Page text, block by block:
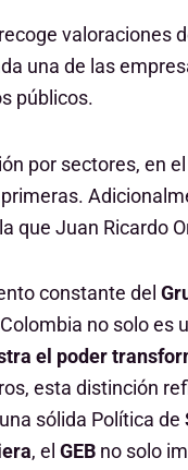
valoraciones
una de las
públicos.
por sectores, en
que Juan Ricardo
constante del
no solo es
el poder
esta distinción
sólida Política de
, el GEB no solo